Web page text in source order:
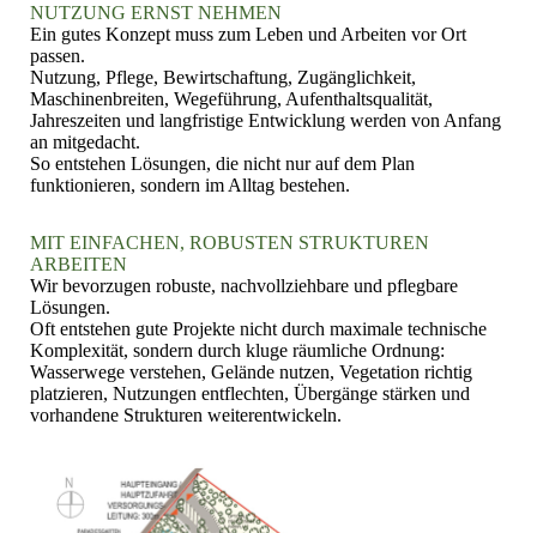
NUTZUNG ERNST NEHMEN
Ein gutes Konzept muss zum Leben und Arbeiten vor Ort
passen.
Nutzung, Pflege, Bewirtschaftung, Zugänglichkeit,
Maschinenbreiten, Wegeführung, Aufenthaltsqualität,
Jahreszeiten und langfristige Entwicklung werden von Anfang
an mitgedacht.
So entstehen Lösungen, die nicht nur auf dem Plan
funktionieren, sondern im Alltag bestehen.
MIT EINFACHEN, ROBUSTEN STRUKTUREN
ARBEITEN
Wir bevorzugen robuste, nachvollziehbare und pflegbare
Lösungen.
Oft entstehen gute Projekte nicht durch maximale technische
Komplexität, sondern durch kluge räumliche Ordnung:
Wasserwege verstehen, Gelände nutzen, Vegetation richtig
platzieren, Nutzungen entflechten, Übergänge stärken und
vorhandene Strukturen weiterentwickeln.